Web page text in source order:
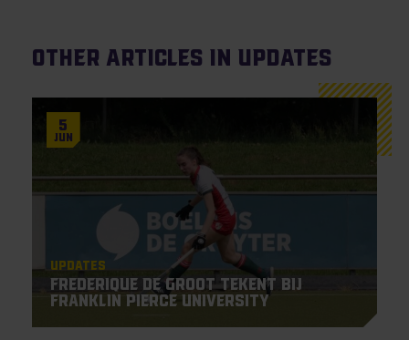
Other articles in Updates
5
Jun
Updates
Frederique De Groot tekent bij
Franklin Pierce University